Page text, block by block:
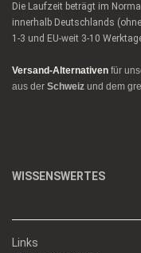
Die Laufzeit beträgt im
innerhalb Deutschlands
1-3 und EU-weit 3-10
Versand-Alternativen für
aus der Schweiz und dem
WISSENSWERTES
Links